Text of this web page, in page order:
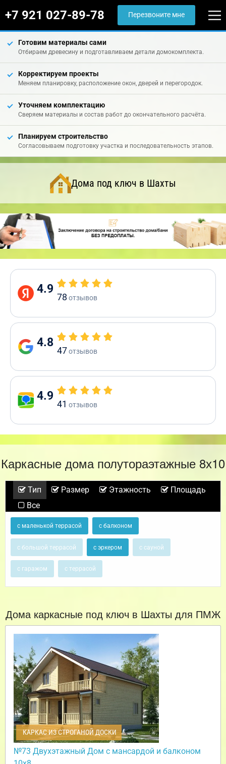
+7 921 027-89-78 Перезвоните мне
Готовим материалы сами
Отбираем древесину и подготавливаем детали домокомплекта.
Корректируем проекты
Меняем планировку, расположение окон, дверей и перегородок.
Уточняем комплектацию
Сверяем материалы и состав работ до окончательного расчёта.
Планируем строительство
Согласовываем подготовку участка и последовательность этапов.
Дома под ключ в Шахты
4.9
78 отзывов
4.8
47отзывов
4.9
41 отзывов
Каркасные дома полутораэтажные 8х10
Тип Размер Этажность
Площадь
Все
с маленькой террасой с балконом
с большой террасой с эркером с сауной
с гаражом с террасой
Дома каркасные под ключ в Шахты для ПМЖ
КАРКАС ИЗ СТРОГАНОЙ ДОСКИ
№73 Двухэтажный Дом с мансардой и балконом